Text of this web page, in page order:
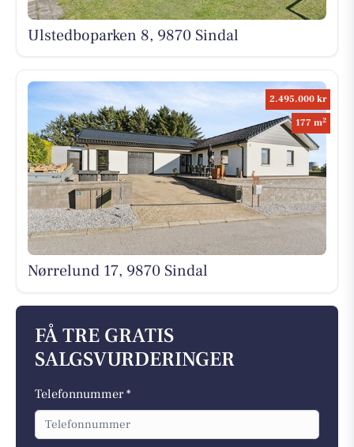
Ulstedboparken 8, 9870 Sindal
2.495.000 kr
177 m2
Nørrelund 17, 9870 Sindal
FÅ TRE GRATIS
SALGSVURDERINGER
Telefonnummer *